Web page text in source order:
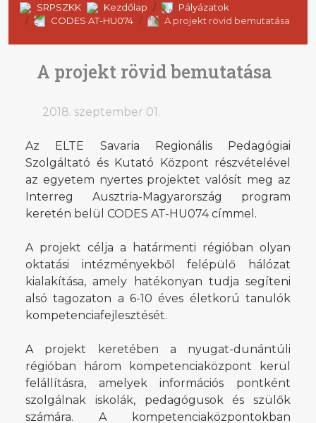
SRPSZKK Kezdőlap
Pályázatok
CODES AT-HU074
A projekt rövid bemutatása
A projekt rövid bemutatása
2018. szeptember 01.
Az ELTE Savaria Regionális Pedagógiai
Szolgáltató és Kutató Központ részvételével
az egyetem nyertes projektet valósít meg az
Interreg Ausztria-Magyarország program
keretén belül CODES AT-HU074 címmel.
A projekt célja a határmenti régióban olyan
oktatási intézményekből felépülő hálózat
kialakítása, amely hatékonyan tudja segíteni
alsó tagozaton a 6-10 éves életkorú tanulók
kompetenciafejlesztését.
A projekt keretében a nyugat-dunántúli
régióban három kompetenciaközpont kerül
felállításra, amelyek információs pontként
szolgálnak iskolák, pedagógusok és szülők
számára. A kompetenciaközpontokban